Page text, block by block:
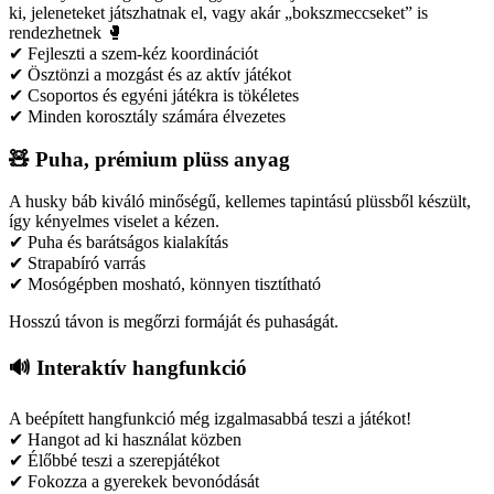
ki, jeleneteket játszhatnak el, vagy akár „bokszmeccseket” is
rendezhetnek 🥊
✔ Fejleszti a szem-kéz koordinációt
✔ Ösztönzi a mozgást és az aktív játékot
✔ Csoportos és egyéni játékra is tökéletes
✔ Minden korosztály számára élvezetes
🧸 Puha, prémium plüss anyag
A husky báb kiváló minőségű, kellemes tapintású plüssből készült,
így kényelmes viselet a kézen.
✔ Puha és barátságos kialakítás
✔ Strapabíró varrás
✔ Mosógépben mosható, könnyen tisztítható
Hosszú távon is megőrzi formáját és puhaságát.
🔊 Interaktív hangfunkció
A beépített hangfunkció még izgalmasabbá teszi a játékot!
✔ Hangot ad ki használat közben
✔ Élőbbé teszi a szerepjátékot
✔ Fokozza a gyerekek bevonódását